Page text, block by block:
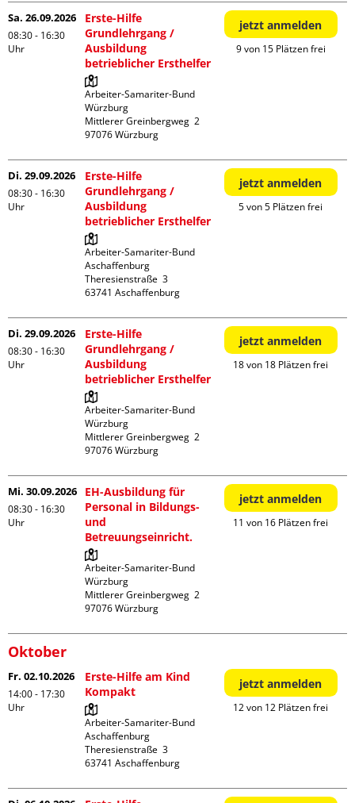
Sa. 26.09.2026
08:30 - 16:30
Uhr
Erste-Hilfe
Grundlehrgang /
Ausbildung
betrieblicher Ersthelfer
Arbeiter-Samariter-Bund
Würzburg
Mittlerer Greinbergweg  2
jetzt anmelden
9 von 15 Plätzen frei
Di. 29.09.2026
08:30 - 16:30
Uhr
Erste-Hilfe
Grundlehrgang /
Ausbildung
betrieblicher Ersthelfer
Arbeiter-Samariter-Bund
Aschaffenburg
Theresienstraße  3
jetzt anmelden
5 von 5 Plätzen frei
Di. 29.09.2026
08:30 - 16:30
Uhr
Erste-Hilfe
Grundlehrgang /
Ausbildung
betrieblicher Ersthelfer
Arbeiter-Samariter-Bund
Würzburg
Mittlerer Greinbergweg  2
jetzt anmelden
18 von 18 Plätzen frei
Mi. 30.09.2026
08:30 - 16:30
Uhr
EH-Ausbildung für
Personal in Bildungs-
und
Betreuungseinricht.
Arbeiter-Samariter-Bund
Würzburg
Mittlerer Greinbergweg  2
jetzt anmelden
11 von 16 Plätzen frei
Oktober
Fr. 02.10.2026
14:00 - 17:30
Uhr
Erste-Hilfe am Kind
Kompakt
Arbeiter-Samariter-Bund
Aschaffenburg
Theresienstraße  3
jetzt anmelden
12 von 12 Plätzen frei